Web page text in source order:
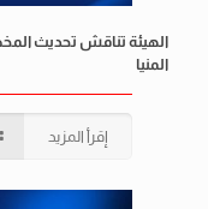
الهيئة تناقش تحديث
المنيا
إقرأ المزيد